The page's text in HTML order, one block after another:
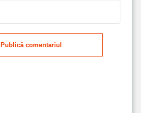
Publică comentariul